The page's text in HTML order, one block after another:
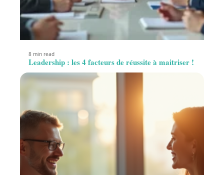
8 min read
Leadership : les 4 facteurs de réussite à maitriser !